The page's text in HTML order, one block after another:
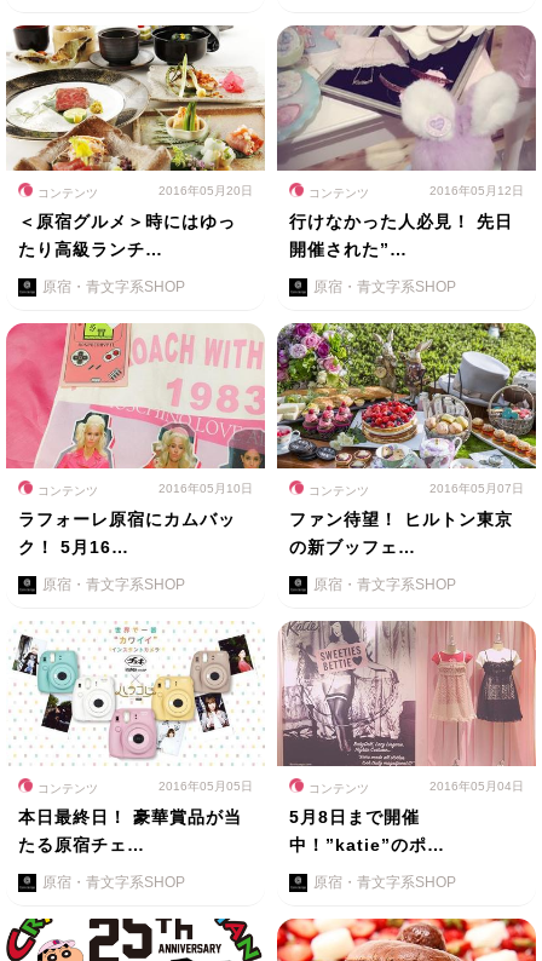
コンテンツ 2016年05月20日
＜原宿グルメ＞時にはゆっ
たり高級ランチ…
原宿・青文字系SHOP
コンテンツ 2016年05月12日
行けなかった人必見！ 先日
開催された”…
原宿・青文字系SHOP
コンテンツ 2016年05月10日
ラフォーレ原宿にカムバッ
ク！ 5月16…
原宿・青文字系SHOP
コンテンツ 2016年05月07日
ファン待望！ ヒルトン東京
の新ブッフェ…
原宿・青文字系SHOP
コンテンツ 2016年05月05日
本日最終日！ 豪華賞品が当
たる原宿チェ…
原宿・青文字系SHOP
コンテンツ 2016年05月04日
5月8日まで開催
中！”katie”のポ…
原宿・青文字系SHOP